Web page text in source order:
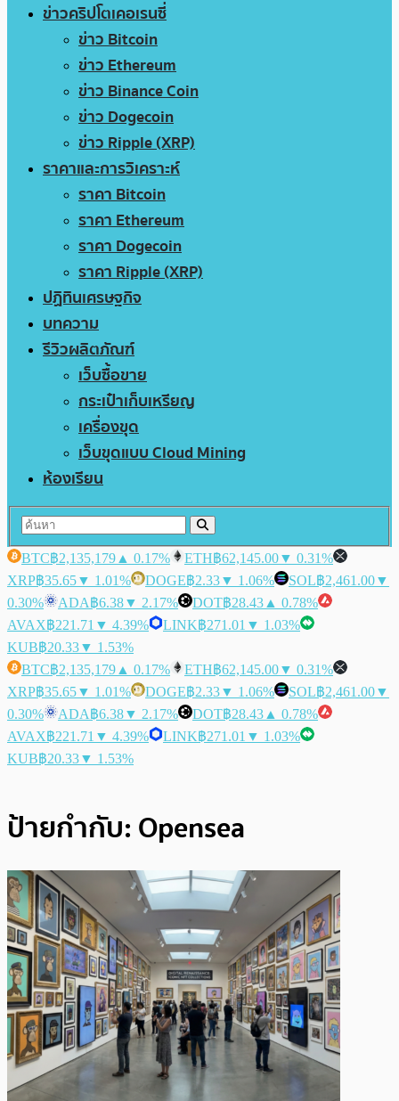
ข่าวคริปโตเคอเรนซี่
ข่าว Bitcoin
ข่าว Ethereum
ข่าว Binance Coin
ข่าว Dogecoin
ข่าว Ripple (XRP)
ราคาและการวิเคราะห์
ราคา Bitcoin
ราคา Ethereum
ราคา Dogecoin
ราคา Ripple (XRP)
ปฏิทินเศรษฐกิจ
บทความ
รีวิวผลิตภัณฑ์
เว็บซื้อขาย
กระเป๋าเก็บเหรียญ
เครื่องขุด
เว็บขุดแบบ Cloud Mining
ห้องเรียน
BTC฿2,135,179 ▲ 0.17% ETH฿62,145.00▼ 0.31%
XRP฿35.65▼ 1.01% DOGE฿2.33▼ 1.06% SOL฿2,461.00▼
0.30%
ADA฿6.38▼ 2.17% DOT฿28.43 ▲ 0.78%
AVAX฿221.71 ▼ 4.39% LINK฿271.01 ▼ 1.03%
KUB฿20.33▼ 1.53%
BTC฿2,135,179 ▲ 0.17% ETH฿62,145.00▼ 0.31%
XRP฿35.65▼ 1.01% DOGE฿2.33▼ 1.06% SOL฿2,461.00▼
0.30%
ADA฿6.38▼ 2.17% DOT฿28.43 ▲ 0.78%
AVAX฿221.71 ▼ 4.39% LINK฿271.01 ▼ 1.03%
KUB฿20.33▼ 1.53%
ป้ายกำกับ: Opensea